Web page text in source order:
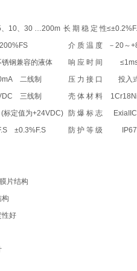
、10、30 …200m 长 期 稳 定 性
介 质 温 度
－20～
钢兼容的液体 响 应 时 间
二线制 压 力 接 口
投入
三线制
壳 体 材 料
标定值为+24VDC) 防 爆 标 志
±0.3%F.S 防 护 等 级 IP67
片结构
好